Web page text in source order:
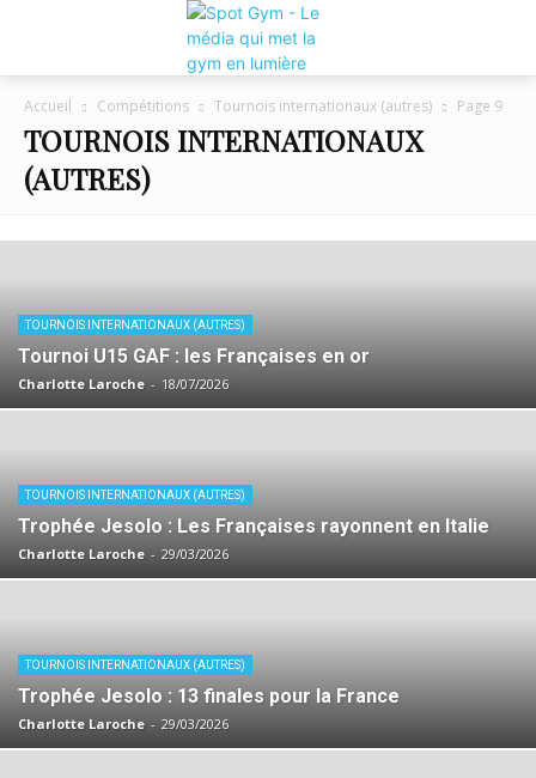
Accueil Compétitions Tournois internationaux (autres) Page 9
TOURNOIS INTERNATIONAUX
(AUTRES)
TOURNOIS INTERNATIONAUX (AUTRES)
Tournoi U15 GAF : les Françaises en or
Charlotte Laroche - 18/07/2026
TOURNOIS INTERNATIONAUX (AUTRES)
Trophée Jesolo : Les Françaises rayonnent en Italie
Charlotte Laroche - 29/03/2026
TOURNOIS INTERNATIONAUX (AUTRES)
Trophée Jesolo : 13 finales pour la France
Charlotte Laroche - 29/03/2026